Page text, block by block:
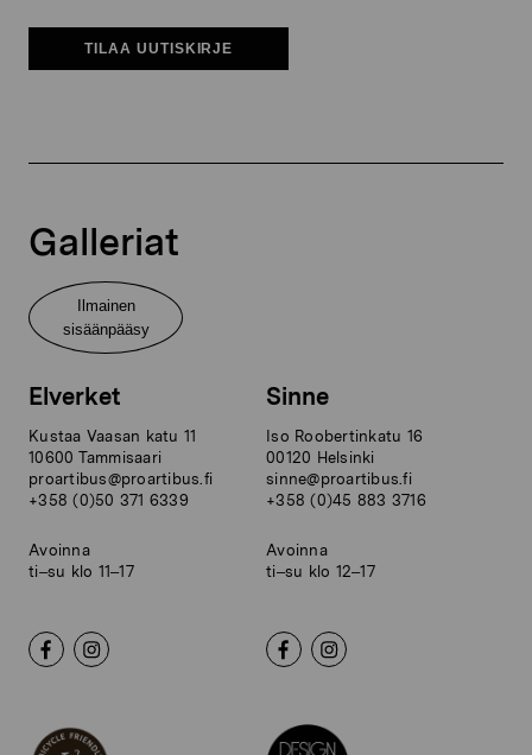
TILAA UUTISKIRJE
Galleriat
Ilmainen
sisäänpääsy
Elverket
Kustaa Vaasan katu 11
10600 Tammisaari
proartibus@proartibus.fi
+358 (0)50 371 6339
Avoinna
ti–su klo 11–17
Sinne
Iso Roobertinkatu 16
00120 Helsinki
sinne@proartibus.fi
+358 (0)45 883 3716
Avoinna
ti–su klo 12–17